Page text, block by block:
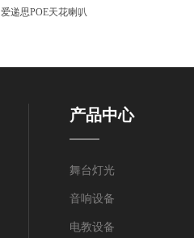
爱递思POE天花喇叭
产品中心
舞台灯光
音响设备
电教设备